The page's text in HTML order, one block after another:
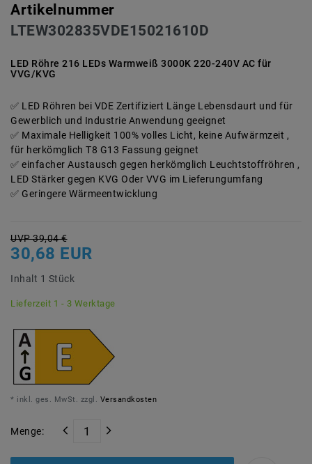
Artikelnummer
LTEW302835VDE15021610D
LED Röhre 216 LEDs Warmweiß 3000K 220-240V AC für
VVG/KVG
LED Röhren bei VDE Zertifiziert Länge Lebensdaurt und für
Gewerblich und Industrie Anwendung geeignet
Maximale Helligkeit 100% volles Licht, keine Aufwärmzeit ,
für herkömglich T8 G13 Fassung geignet
einfacher Austausch gegen herkömglich Leuchtstoffröhren ,
LED Stärker gegen KVG Oder VVG im Lieferungumfang
Geringere Wärmeentwicklung
UVP 39,04 €
30,68 EUR
Inhalt 1 Stück
Lieferzeit 1 - 3 Werktage
* inkl. ges. MwSt. zzgl. Versandkosten
Menge: